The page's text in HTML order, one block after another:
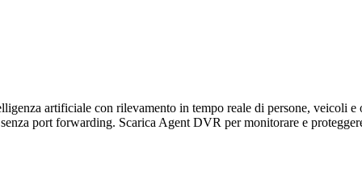
artificiale con rilevamento in tempo reale di persone, veicoli
port forwarding. Scarica Agent DVR per monitorare e